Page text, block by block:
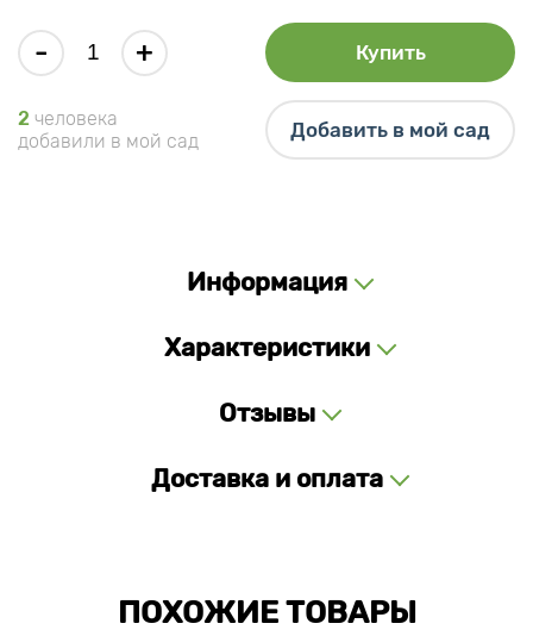
- + Купить
2 человека
добавили в мой сад
Добавить в мой сад
Информация
Характеристики
Отзывы
Доставка и оплата
ПОХОЖИЕ ТОВАРЫ